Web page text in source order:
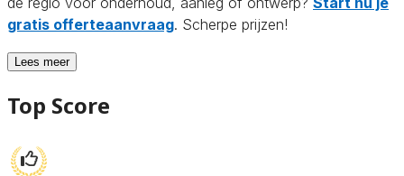
gratis offerteaanvraag. Scherpe prijzen!
Lees meer
Top Score